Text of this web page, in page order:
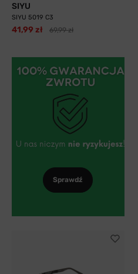
SIYU
SIYU 5019 C3
41,99 zł 69,99 zł
Sprawdź